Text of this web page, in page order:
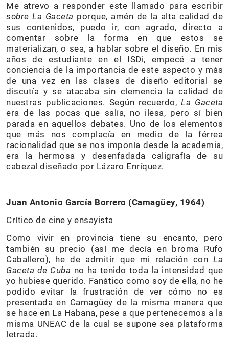
Me atrevo a responder este llamado para escribir
sobre La Gaceta porque, amén de la alta calidad de
sus contenidos, puedo ir, con agrado, directo a
comentar sobre la forma en que estos se
materializan, o sea, a hablar sobre el diseño. En mis
años de estudiante en el ISDi, empecé a tener
conciencia de la importancia de este aspecto y más
de una vez en las clases de diseño editorial se
discutía y se atacaba sin clemencia la calidad de
nuestras publicaciones. Según recuerdo,La Gaceta
era de las pocas que salía, no ilesa, pero sí bien
parada en aquellos debates. Uno de los elementos
que más nos complacía en medio de la férrea
racionalidad que se nos imponía desde la academia,
era la hermosa y desenfadada caligrafía de su
cabezal diseñado por Lázaro Enríquez.
Juan Antonio García Borrero (Camagüey, 1964)
Crítico de cine y ensayista
Como vivir en provincia tiene su encanto, pero
también su precio (así me decía en broma Rufo
Caballero), he de admitir que mi relación con La
Gaceta de Cuba no ha tenido toda la intensidad que
yo hubiese querido. Fanático como soy de ella, no he
podido evitar la frustración de ver cómo no es
presentada en Camagüey de la misma manera que
se hace en La Habana, pese a que pertenecemos a la
misma UNEAC de la cual se supone sea plataforma
letrada.